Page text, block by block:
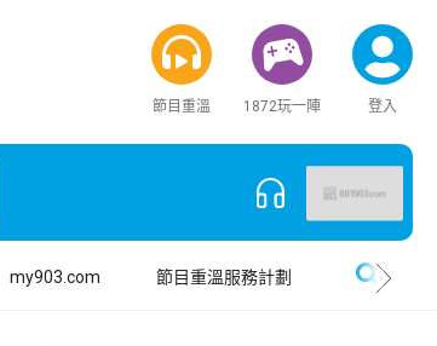
節目重溫 1872玩一陣 登入
my903.com 節目重溫服務計劃